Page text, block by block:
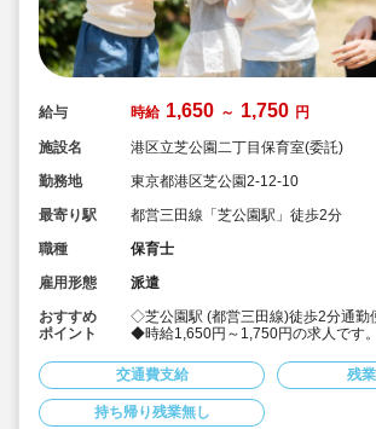
給与 時給 1,650 ～ 1,750 円
施設名
港区立芝公園二丁目保育室(委託)
勤務地
東京都港区芝公園2-12-10
最寄り駅
都営三田線「芝公園駅」徒歩2分
職種
保育士
雇用形態
派遣
おすすめ
ポイント
◇芝公園駅 (都営三田線)徒歩2分通勤
◆時給1,650円～1,750円の求人です。
す！
◆お仕事開始まで登録から就業先見
ローまで、マンツーマンでしっかり対
「派遣で働くことがはじめて」や、
交通費支給 残
持ち帰り残業無し